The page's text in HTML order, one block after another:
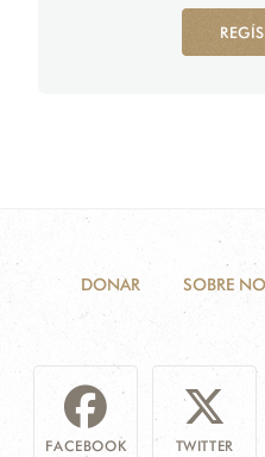
DONAR SOBRE
FACEBOOK TWITTER